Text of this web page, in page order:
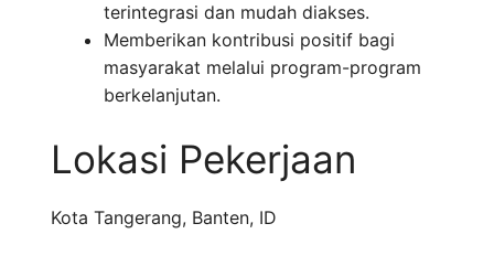
terintegrasi dan mudah diakses.
Memberikan kontribusi positif bagi
masyarakat melalui program-program
berkelanjutan.
Lokasi Pekerjaan
Kota Tangerang, Banten, ID